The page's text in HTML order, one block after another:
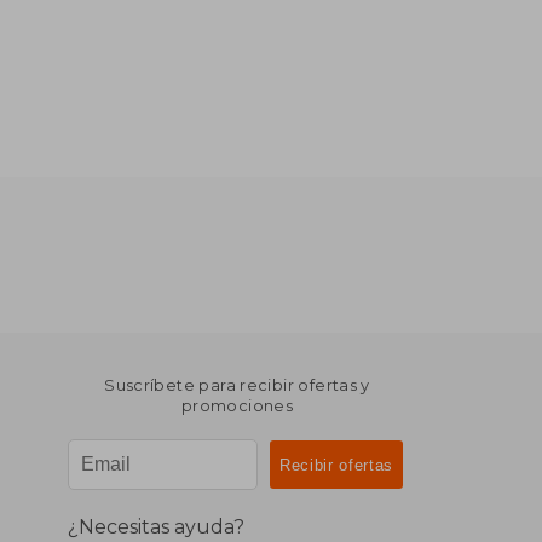
Suscríbete para recibir ofertas y
promociones
¿Necesitas ayuda?